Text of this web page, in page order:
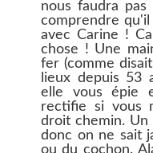
nous faudra
comprendre
avec Carine !
chose ! Une
fer (comme
lieux depuis 53
elle vous épie
rectifie si vous
droit chemin. Un
donc on ne sait
ou du cochon.